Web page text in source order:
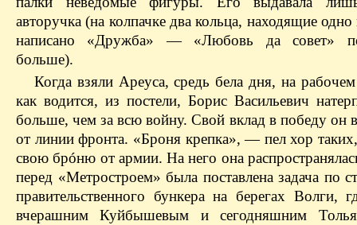
авторучка (на колпачке два кольца, находящие
написано «Дружба» — «Любовь да совет»
больше).
Когда взяли Ареуса, средь бела дня, на
как водится, из постели, Борис Васильевич
больше, чем за всю войну. Свой вклад в победу он
от линии фронта. «Броня крепка», — пел хор
своюбрóню от армии. На него она
перед «Метростроем» была поставлена задача по
правительственного бункера на берегах Волги,
вчерашним Куйбышевым и сегодняшним